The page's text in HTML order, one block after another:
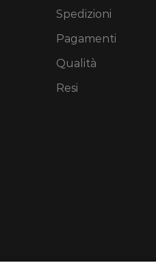
Spedizioni
Pagamenti
Qualità
Resi